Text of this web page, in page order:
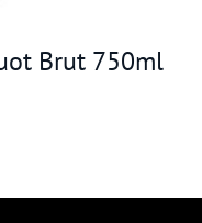
Brut 750ml